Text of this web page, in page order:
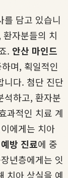
를 담고 있습니
자분들의 치
. 안산 마인드
며, 획일적인
니다. 첨단 진단
석하고, 환자분
과적인 치료 계
에게는 치아
방 진료에 중
년층에게는 잇
치아 상실을 예